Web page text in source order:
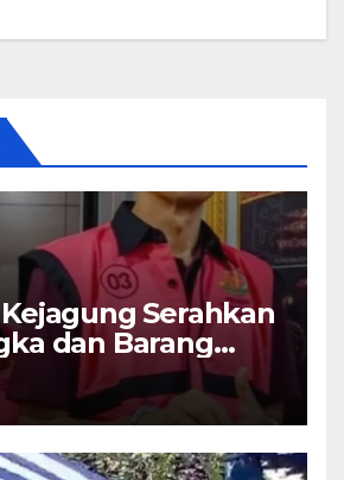
Serahkan
dan Barang
Korupsi
dan ISC ke JPU
Pusat